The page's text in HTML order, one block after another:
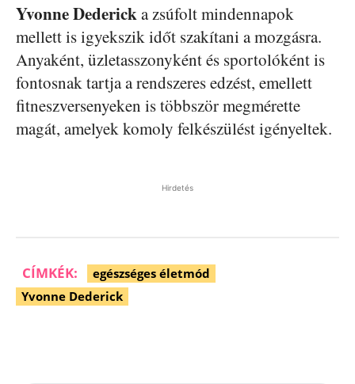
Yvonne Dedericka zsúfolt mindennapok
mellett is igyekszik időt szakítani a mozgásra.
Anyaként, üzletasszonyként és sportolóként is
fontosnak tartja a rendszeres edzést, emellett
fitneszversenyeken is többször megmérette
magát, amelyek komoly felkészülést igényeltek.
Hirdetés
CÍMKÉK:
egészséges életmód
Yvonne Dederick